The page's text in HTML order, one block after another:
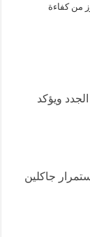
من كفاءة
ويؤكد
جاكلين